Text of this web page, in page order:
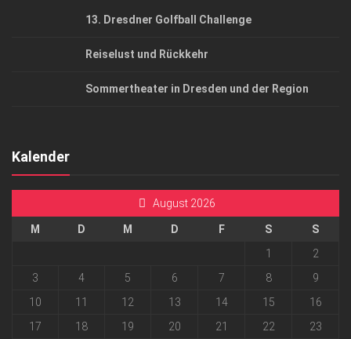
13. Dresdner Golfball Challenge
Reiselust und Rückkehr
Sommertheater in Dresden und der Region
Kalender
August 2026
M D M D F S
S
1
2
3
4 5 6 7 8
9
10
11 12 13 14 15
16
17
18 19 20 21 22
23